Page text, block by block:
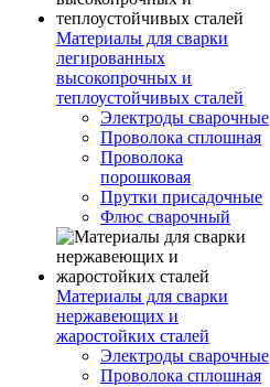
Материалы для сварки
легированных
высокопрочных и
теплоустойчивых сталей
Электроды сварочные
Проволока сплошная
Проволока
порошковая
Прутки присадочные
Флюс сварочный
Материалы для сварки
нержавеющих и
жаростойких сталей
Электроды сварочные
Проволока сплошная